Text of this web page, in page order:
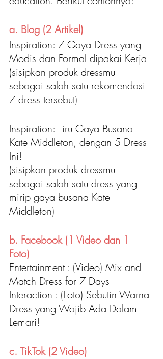
a. Blog (2 Artikel)
Inspiration: 7 Gaya Dress yang
Modis dan Formal dipakai Kerja
(sisipkan produk dressmu
sebagai salah satu rekomendasi
7 dress tersebut)
Inspiration: Tiru Gaya Busana
Kate Middleton, dengan 5 Dress
Ini!
(sisipkan produk dressmu
sebagai salah satu dress yang
mirip gaya busana Kate
Middleton)
b. Facebook (1 Video dan 1
Foto)
Entertainment : (Video) Mix and
Match Dress for 7 Days
Interaction : (Foto) Sebutin Warna
Dress yang Wajib Ada Dalam
Lemari!
c. TikTok (2 Video)